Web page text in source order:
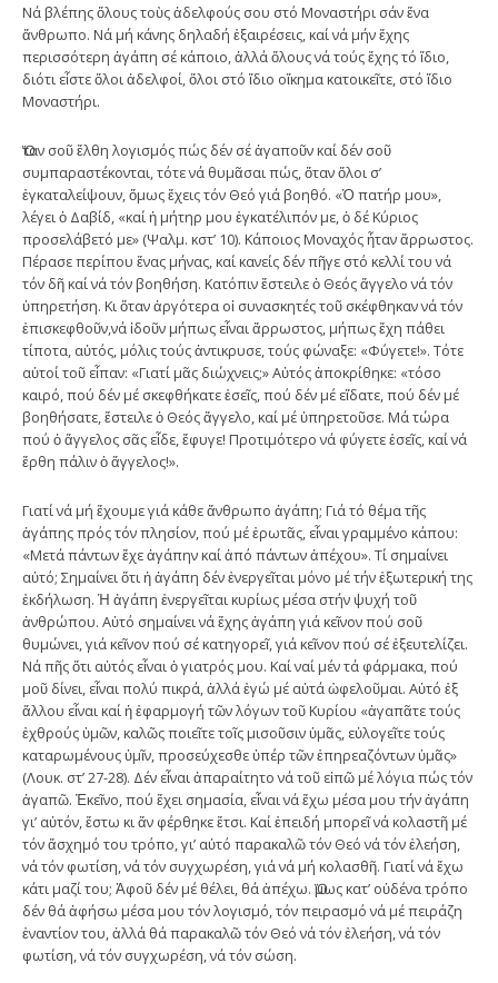
Νά βλέπης ὅλους τοὺς ἀδελφούς σου στό Μοναστήρι σάν ἕνα
ἄνθρωπο. Νά μή κάνης δηλαδή ἐξαιρέσεις, καί νά μήν ἔχης
περισσότερη ἀγάπη σέ κάποιο, ἀλλά ὅλους νά τούς ἔχης τό ἴδιο,
διότι εἶστε ὅλοι ἀδελφοί, ὅλοι στό ἴδιο οἴκημα κατοικεῖτε, στό ἴδιο
Μοναστήρι.
Ὅταν σοῦ ἔλθη λογισμός πώς δέν σέ ἀγαποῦν καί δέν σοῦ
συμπαραστέκονται, τότε νά θυμᾶσαι πώς, ὅταν ὅλοι σ’
ἐγκαταλείψουν, ὅμως ἔχεις τόν Θεό γιά βοηθό. «Ὁ πατήρ μου»,
λέγει ὁ Δαβίδ, «καί ἡ μήτηρ μου ἐγκατέλιπόν με, ὁ δέ Κύριος
προσελάβετό με» (Ψαλμ. κστ’ 10). Κάποιος Μοναχός ἦταν ἄρρωστος.
Πέρασε περίπου ἕνας μήνας, καί κανείς δέν πῆγε στό κελλί του νά
τόν δῆ καί νά τόν βοηθήση. Κατόπιν ἔστειλε ὁ Θεός ἄγγελο νά τόν
ὑπηρετήση. Κι ὅταν ἀργότερα οἱ συνασκητές τοῦ σκέφθηκαν νά τόν
ἐπισκεφθοῦν,νά ἰδοῦν μήπως εἶναι ἄρρωστος, μήπως ἔχη πάθει
τίποτα, αὐτός, μόλις τούς ἀντικρυσε, τούς φώναξε: «Φύγετε!». Τότε
αὐτοί τοῦ εἶπαν: «Γιατί μᾶς διώχνεις;» Αὐτός ἀποκρίθηκε: «τόσο
καιρό, πού δέν μέ σκεφθήκατε ἐσεῖς, πού δέν μέ εἴδατε, πού δέν μέ
βοηθήσατε, ἔστειλε ὁ Θεός ἄγγελο, καί μέ ὑπηρετοῦσε. Μά τώρα
πού ὁ ἄγγελος σᾶς εἶδε, ἔφυγε! Προτιμότερο νά φύγετε ἐσεῖς, καί νά
ἔρθη πάλιν ὁ ἄγγελος!».
Γιατί νά μή ἔχουμε γιά κάθε ἄνθρωπο ἀγάπη; Γιά τό θέμα τῆς
ἀγάπης πρός τόν πλησίον, πού μέ ἐρωτᾶς, εἶναι γραμμένο κάπου:
«Μετά πάντων ἔχε ἀγάπην καί ἀπό πάντων ἀπέχου». Τί σημαίνει
αὐτό; Σημαίνει ὅτι ἡ ἀγάπη δέν ἐνεργεῖται μόνο μέ τήν ἐξωτερική της
ἐκδήλωση. Ἡ ἀγάπη ἐνεργεῖται κυρίως μέσα στήν ψυχή τοῦ
ἀνθρώπου. Αὐτό σημαίνει νά ἔχης ἀγάπη γιά κεῖνον πού σοῦ
θυμώνει, γιά κεῖνον πού σέ κατηγορεῖ, γιά κεῖνον πού σέ ἐξευτελίζει.
Νά πῆς ὅτι αὐτός εἶναι ὁ γιατρός μου. Καί ναί μέν τά φάρμακα, πού
μοῦ δίνει, εἶναι πολύ πικρά, ἀλλά ἐγώ μέ αὐτά ὠφελοῦμαι. Αὐτό ἐξ
ἄλλου εἶναι καί ἡ ἐφαρμογή τῶν λόγων τοῦ Κυρίου «ἀγαπᾶτε τούς
ἐχθρούς ὑμῶν, καλῶς ποιεῖτε τοῖς μισοῦσιν ὑμᾶς, εὐλογεῖτε τούς
καταρωμένους ὑμῖν, προσεύχεσθε ὑπέρ τῶν ἐπηρεαζόντων ὑμᾶς»
(Λουκ. στ’ 27-28). Δέν εἶναι ἀπαραίτητο νά τοῦ εἰπῶ μέ λόγια πώς τόν
ἀγαπῶ. Ἐκεῖνο, πού ἔχει σημασία, εἶναι νά ἔχω μέσα μου τήν ἀγάπη
γι’ αὐτόν, ἔστω κι ἄν φέρθηκε ἔτσι. Καί ἐπειδή μπορεῖ νά κολαστῆ μέ
τόν ἄσχημό του τρόπο, γι’ αὐτό παρακαλῶ τόν Θεό νά τόν ἐλεήση,
νά τόν φωτίση, νά τόν συγχωρέση, γιά νά μή κολασθῆ. Γιατί νά ἔχω
κάτι μαζί του; Ἀφοῦ δέν μέ θέλει, θά ἀπέχω. Ὅμως κατ’ οὐδένα τρόπο
δέν θά ἀφήσω μέσα μου τόν λογισμό, τόν πειρασμό νά μέ πειράζη
ἐναντίον του, ἀλλά θά παρακαλῶ τόν Θεό νά τόν ἐλεήση, νά τόν
φωτίση, νά τόν συγχωρέση, νά τόν σώση.